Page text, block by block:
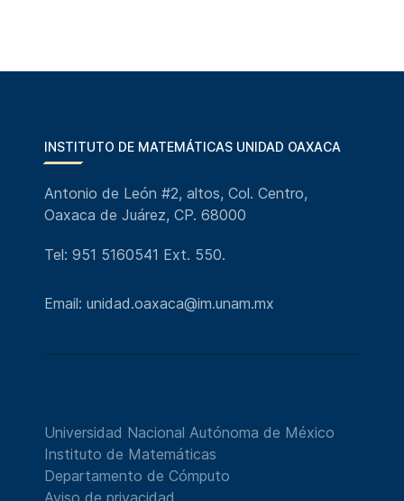
INSTITUTO DE MATEMÁTICAS UNIDAD OAXACA
Antonio de León #2, altos, Col. Centro,
Oaxaca de Juárez, CP. 68000
Tel: 951 5160541 Ext. 550.
Email: unidad.oaxaca@im.unam.mx
Universidad Nacional Autónoma de México
Instituto de Matemáticas
Departamento de Cómputo
Aviso de privacidad